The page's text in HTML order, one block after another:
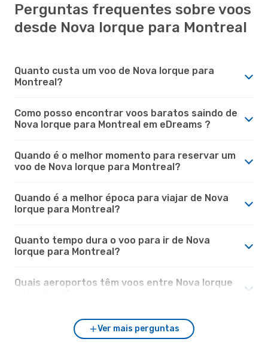
Perguntas frequentes sobre voos
desde Nova Iorque para Montreal
Quanto custa um voo de Nova Iorque para
Montreal?
Como posso encontrar voos baratos saindo de
Nova Iorque para Montreal em eDreams ?
Quando é o melhor momento para reservar um
voo de Nova Iorque para Montreal?
Quando é a melhor época para viajar de Nova
Iorque para Montreal?
Quanto tempo dura o voo para ir de Nova
Iorque para Montreal?
Quais aeroportos têm voos entre Nova Iorque
Ver mais perguntas